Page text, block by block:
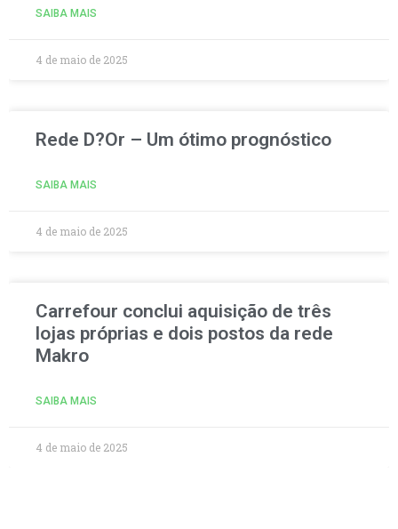
SAIBA MAIS
4 de maio de 2025
Rede D?Or – Um ótimo prognóstico
SAIBA MAIS
4 de maio de 2025
Carrefour conclui aquisição de três
lojas próprias e dois postos da rede
Makro
SAIBA MAIS
4 de maio de 2025